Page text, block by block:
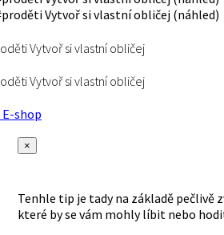
Vytvoř si vlastní obličej
Vytvoř si vlastní obličej
shop
×
Tenhle tip je tady na základě pečlivě
které by se vám mohly líbit nebo